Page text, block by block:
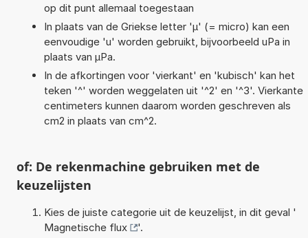
op dit punt allemaal toegestaan
In plaats van de Griekse letter 'µ' (= micro) kan een
eenvoudige 'u' worden gebruikt, bijvoorbeeld uPa in
plaats van µPa.
In de afkortingen voor 'vierkant' en 'kubisch' kan het
teken '^' worden weggelaten uit '^2' en '^3'. Vierkante
centimeters kunnen daarom worden geschreven als
cm2 in plaats van cm^2.
of: De rekenmachine gebruiken met de
keuzelijsten
Kies de juiste categorie uit de keuzelijst, in dit geval '
Magnetische flux
'.